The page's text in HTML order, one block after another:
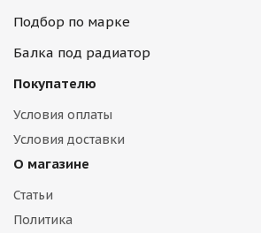
Подбор по марке
Балка под радиатор
Покупателю
Условия оплаты
Условия доставки
О магазине
Статьи
Политика